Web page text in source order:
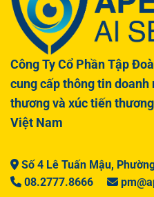
Công Ty Cổ Phần Tập
cung cấp thông tin
thương và xúc tiến
Việt Nam
Số 4 Lê Tuấn Mậu,
08.2777.8666